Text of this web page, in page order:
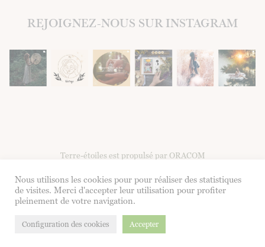
REJOIGNEZ-NOUS SUR INSTAGRAM
Terre-étoiles est propulsé par ORACOM
Facebook
Instagram
Formulaire de contact
Nous utilisons les cookies pour pour réaliser des statistiques
de visites. Merci d'accepter leur utilisation pour profiter
pleinement de votre navigation.
Configuration des cookies Accepter